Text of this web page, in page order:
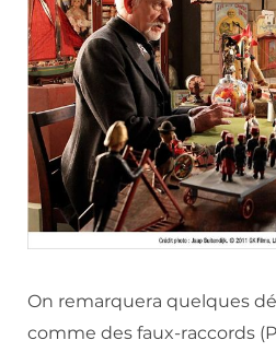
On remarquera quelques
comme des faux-raccords